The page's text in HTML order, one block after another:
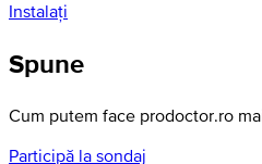
Instalați
Spune
Cum putem face prodoctor.ro
Participă la sondaj